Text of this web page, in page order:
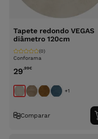
Tapete redondo VEGAS
diâmetro 120cm
Conforama
(0)
29,99€
+1
Comparar